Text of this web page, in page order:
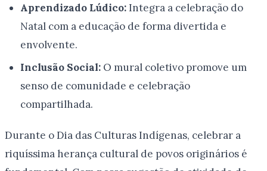
Aprendizado Lúdico:Integra a celebração do
Natal com a educação de forma divertida e
envolvente.
Inclusão Social:O mural coletivo promove um
senso de comunidade e celebração
compartilhada.
Durante o Dia das Culturas Indígenas, celebrar a
riquíssima herança cultural de povos originários é